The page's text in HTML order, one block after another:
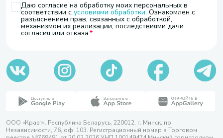
Даю согласие на обработку моих персональных в
соответствии с условиями обработки. Ознакомлен с
разъяснением прав, связанных с обработкой,
механизмом их реализации, последствиями дачи
согласия или отказа.
ООО «Кравт». Республика Беларусь, 220012, г. Минск, пр.
Независимости, 76, оф. 103. Регистрационный номер в Торговом